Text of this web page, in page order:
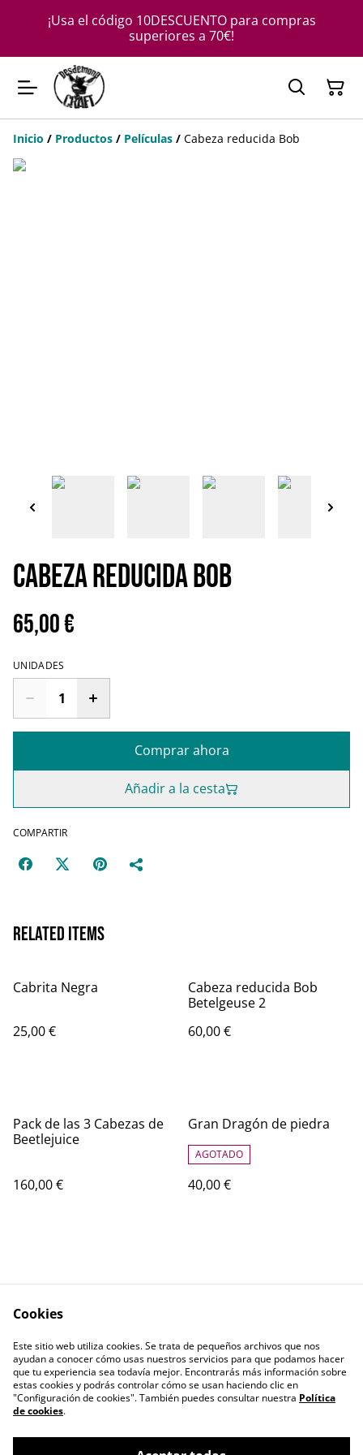
¡Usa el código 10DESCUENTO para compras
superiores a 70€!
Inicio / Productos / Películas / Cabeza reducida Bob
Cabeza reducida Bob
65,00 €
UNIDADES
Comprar ahora
Añadir a la cesta
COMPARTIR
Related items
Cabrita Negra
25,00 €
Cabeza reducida Bob
Betelgeuse 2
60,00 €
Pack de las 3 Cabezas de
Beetlejuice
160,00 €
Gran Dragón de piedra
AGOTADO
40,00 €
nosotros
Política de Privacidad
Política de cookies
Cookies
Este sitio web utiliza cookies. Se trata de pequeños archivos que nos
ayudan a conocer cómo usas nuestros servicios para que podamos hacer
que tu experiencia sea todavía mejor. Encontrarás más información sobre
estas cookies y podrás controlar cómo se usan haciendo clic en
"Configuración de cookies". También puedes consultar nuestra Política
de cookies.